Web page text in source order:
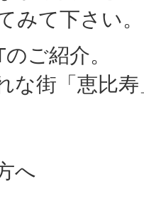
みて下さい。
ご紹介。
な街「恵比
へ